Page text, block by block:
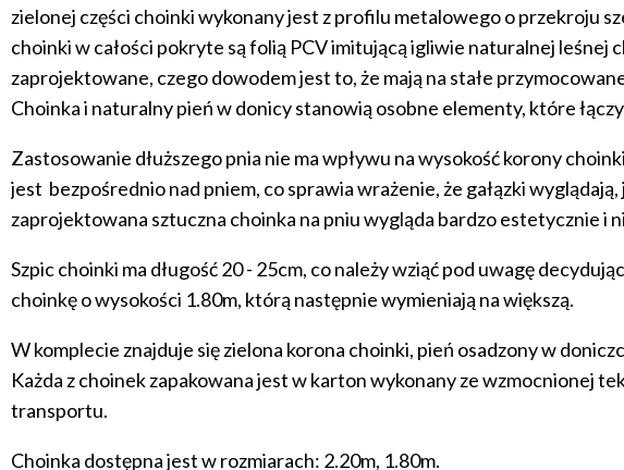
zielonej części choinki wykonany jest z profilu metalowego o przekroju
choinki w całości pokryte są folią PCV imitującą igliwie naturalnej
zaprojektowane, czego dowodem jest to, że mają na stałe
Choinka i naturalny pień w donicy stanowią osobne elementy, które
Zastosowanie dłuższego pnia nie ma wpływu na wysokość korony
jest bezpośrednio nad pniem, co sprawia wrażenie, że gałązki
zaprojektowana sztuczna choinka na pniu wygląda bardzo estetycznie i
Szpic choinki ma długość 20 - 25cm, co należy wziąć pod uwagę
choinkę o wysokości 1.80m, którą następnie wymieniają na większą.
W komplecie znajduje się zielona korona choinki, pień osadzony w
Każda z choinek zapakowana jest w karton wykonany ze wzmocnionej
transportu.
Choinka dostępna jest w rozmiarach: 2.20m, 1.80m.